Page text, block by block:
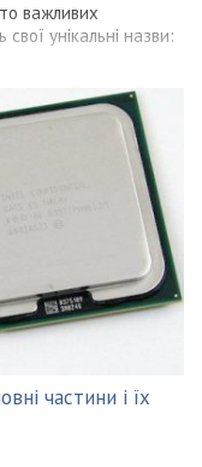
важливих
унікальні назви:
частини і їх